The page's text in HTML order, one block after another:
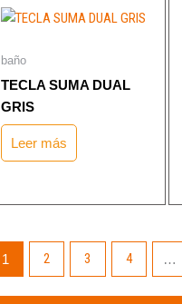
baño
TECLA SUMA DUAL
GRIS
Leer más
1 2 3 4 …